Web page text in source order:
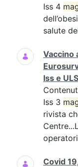
Iss 4
salute
Vaccino
Iss e
Iss 3
rivista
Covid